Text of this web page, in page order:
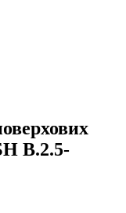
В.2.5-